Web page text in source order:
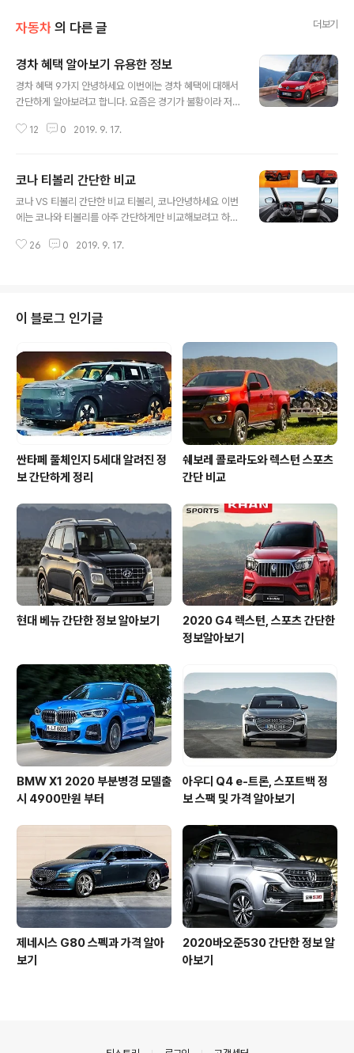
자동차 의 다른 글 더보기
경차 혜택 알아보기 유용한 정보
경차 혜택 9가지 안녕하세요 이번에는 경차 혜택에 대해서
간단하게 알아보려고 합니다. 요즘은 경기가 불황이라 저
아지고 있는 추세인데요.경차는 배기량이 1000cc 이하의
고 합니다. 그 이유로는 경차에 대한 여러가지 혜택이 큰 몫
을 차지한다고 보는데요. 덩치가 작아서 간지는 조금 덜 나
지만 다양한 경제적 혜택을 받고 있는 경차, 지금부터 경차
취등록세 첫 번째 경차의 혜택은 저렴한 취등록세 입니다.
12 0 2019. 9. 17.
코나 티볼리 간단한 비교
코나 VS 티볼리 간단한 비교 티볼리, 코나안녕하세요 이번
에는 코나와 티볼리를 아주 간단하게만 비교해보려고 하는
도 될 정도로 엄청난 돌풍을 일으킨 바가 있습니다. 쉐보레
격으로 승부수를 띄웠던 쌍용의 전략이 먹혔었던 것인데
요. 허나, 코나가 출시되면서 티볼리의 독주를 어느정도 막
아섰다고 봅니다. 개성이 강한 디자인과 우수한 상품성으
로 티볼리와 맞대결을 펼치게 되었죠새로운 막이제는 새로
운 막이 시작되었습니다. 2차전이 시작되었는데요. 쌍용은
올 6월 페이스리프트 모델인 베리 뉴 티볼리를 ..
26 0 2019. 9. 17.
이 블로그 인기글
싼타페 풀체인지 5세대 알려진 정
보 간단하게 정리
쉐보레 콜로라도와 렉스턴 스포츠
간단 비교
현대 베뉴 간단한 정보 알아보기
2020 G4 렉스턴, 스포츠 간단한
정보알아보기
BMW X1 2020 부분병경 모델출
시 4900만원 부터
아우디 Q4 e-트론, 스포트백 정
보 스팩 및 가격 알아보기
제네시스 G80 스펙과 가격 알아
보기
2020바오준530 간단한 정보 알
아보기